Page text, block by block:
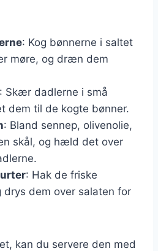
: Kog bønnerne i saltet
møre, og dræn dem
: Skær dadlerne i små
dem til de kogte bønner.
: Bland sennep, olivenolie,
skål, og hæld det over
: Hak de friske
drys dem over salaten for
kan du servere den med